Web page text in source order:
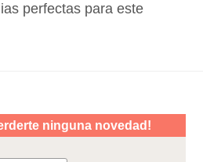
perfectas para este